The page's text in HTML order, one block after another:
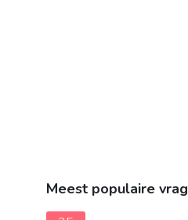
Meest populaire